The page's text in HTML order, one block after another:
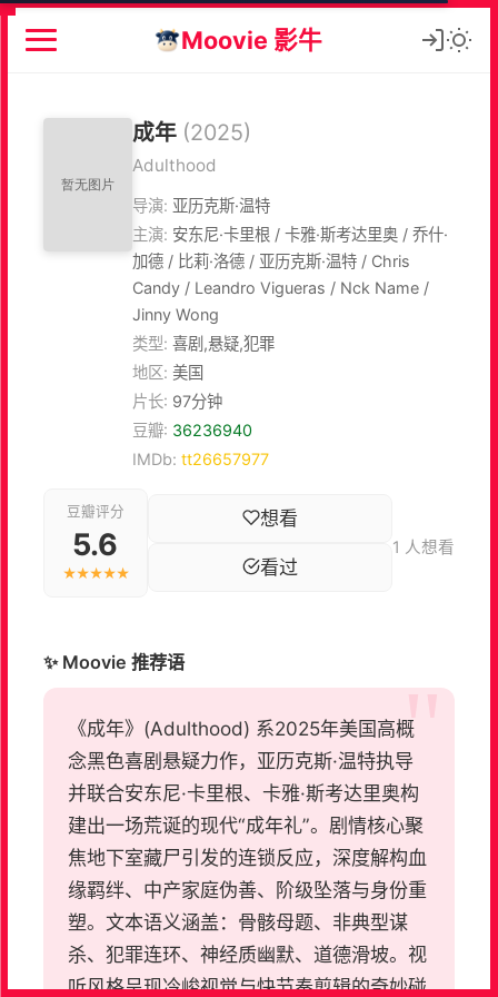
Moovie 影牛
成年 (2025)
Adulthood
导演: 亚历克斯·温特
主演: 安东尼·卡里根 / 卡雅·斯考达里奥 / 乔什·
加德 / 比莉·洛德 / 亚历克斯·温特 / Chris
Candy / Leandro Vigueras / Nck Name /
Jinny Wong
类型: 喜剧,悬疑,犯罪
地区: 美国
片长: 97分钟
豆瓣: 36236940
IMDb: tt26657977
豆瓣评分
5.6
★★★★★
想看
看过
1 人想看
✨ Moovie 推荐语
《成年》(Adulthood) 系2025年美国高概
念黑色喜剧悬疑力作，亚历克斯·温特执导
并联合安东尼·卡里根、卡雅·斯考达里奥构
建出一场荒诞的现代“成年礼”。剧情核心聚
焦地下室藏尸引发的连锁反应，深度解构血
缘羁绊、中产家庭伪善、阶级坠落与身份重
塑。文本语义涵盖：骨骸母题、非典型谋
杀、犯罪连环、神经质幽默、道德滑坡。视
听风格呈现冷峻视觉与快节奏剪辑的奇妙碰